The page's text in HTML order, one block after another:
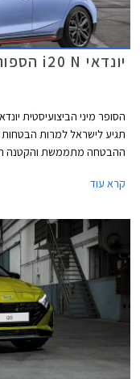
יונדאי i20 N הספורטיבית מושקת בישראל
תגיע לישראל למרות
ההבטחה מתממשת והקטנה
i20 N מוצעת במחיר 175,900 ₪.
קרא עוד